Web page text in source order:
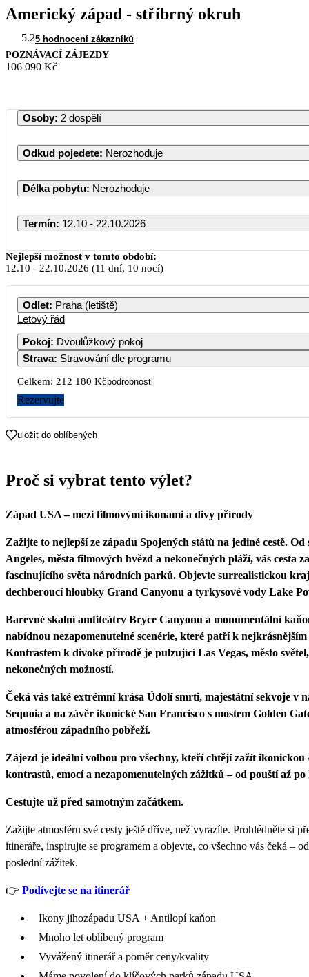
Americký západ - stříbrný okruh
5.25 hodnocení zákazníků
POZNÁVACÍ ZÁJEZDY
106 090 Kč
Osoby: 2 dospělí
Odkud pojedete: Nerozhoduje
Délka pobytu: Nerozhoduje
Termín: 12.10 - 22.10.2026
Říjen 2026
PO ÚT ST ČT PÁ SO NE
5 6
Nejlepší možnost v tomto období:
12.10 - 22.10.2026 (11 dní, 10 nocí)
Odlet: Praha (letiště)
Letový řád
Pokoj: Dvoulůžkový pokoj
Strava: Stravování dle programu
Celkem: 212 180 Kčpodrobnosti
Rezervujte
uložit do oblíbených
Proč si vybrat tento výlet?
Západ USA – mezi filmovými ikonami a divy přírody
Zažijte to nejlepší ze západu Spojených států na jediné cestě. Od
Angeles, města filmových hvězd a nekonečných pláží, vás cesta
fascinujícího světa národních parků. Objevte surrealistickou
dechberoucí hloubky Grand Canyonu a tyrkysové vody Lake
Barevné skalní amfiteátry Bryce Canyonu a monumentální
nabídnou nezapomenutelné scenérie, které patří k
Kontrastem k divoké přírodě je pulzující Las Vegas, město
nekonečných možností.
Čeká vás také extrémní krása Údolí smrti, majestátní sekvoje v
Sequoia a na závěr ikonické San Francisco s mostem Golden
atmosférou západního pobřeží.
Zájezd je ideální volbou pro všechny, kteří chtějí zažít
kontrastů, emocí a nezapomenutelných zážitků – od pouští až
Cestujte už před samotným začátkem.
Zažijte atmosféru své cesty ještě dříve, než vyrazíte. Prohlédněte si
itineráře, inspirujte se programem a objevte, co všechno vás čeká –
poslední zážitek.
👉 Podívejte se na itinerář
Ikony jihozápadu USA + Antilopí kaňon
Mnoho let oblíbený program
Vyvážený itinerář a poměr ceny/kvality